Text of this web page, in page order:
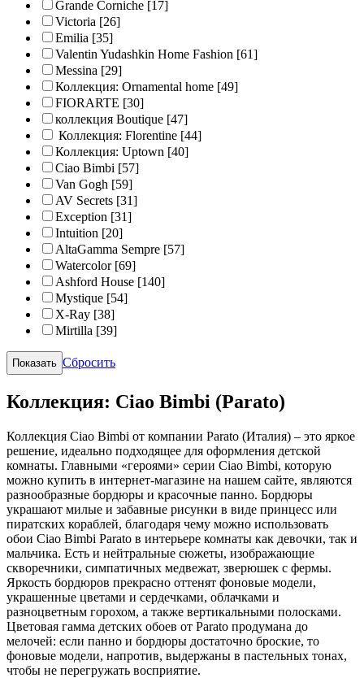
Grande Corniche [17]
Victoria [26]
Emilia [35]
Valentin Yudashkin Home Fashion [61]
Messina [29]
Коллекция: Ornamental home [49]
FIORARTE [30]
коллекция Boutique [47]
Коллекция: Florentine [44]
Коллекция: Uptown [40]
Ciao Bimbi [57]
Van Gogh [59]
AV Secrets [31]
Exception [31]
Intuition [20]
AltaGamma Sempre [57]
Watercolor [69]
Ashford House [140]
Mystique [54]
X-Ray [38]
Mirtilla [39]
Сбросить
Коллекция: Ciao Bimbi (Parato)
Коллекция Ciao Bimbi от компании Parato (Италия) – это яркое
решение, идеально подходящее для оформления детской
комнаты. Главными «героями» серии Ciao Bimbi, которую
можно купить в интернет-магазине на нашем сайте, являются
разнообразные бордюры и красочные панно. Бордюры
украшают милые и забавные рисунки в виде принцесс или
пиратских кораблей, благодаря чему можно использовать
обои Ciao Bimbi Parato в интерьере комнаты как девочки, так и
мальчика. Есть и нейтральные сюжеты, изображающие
скворечники, симпатичных медвежат, зверюшек с фермы.
Яркость бордюров прекрасно оттенят фоновые модели,
украшенные цветами и сердечками, облачками и
разноцветным горохом, а также вертикальными полосками.
Цветовая гамма детских обоев от Parato продумана до
мелочей: если панно и бордюры достаточно броские, то
фоновые модели, напротив, выдержаны в пастельных тонах,
чтобы не перегружать восприятие.